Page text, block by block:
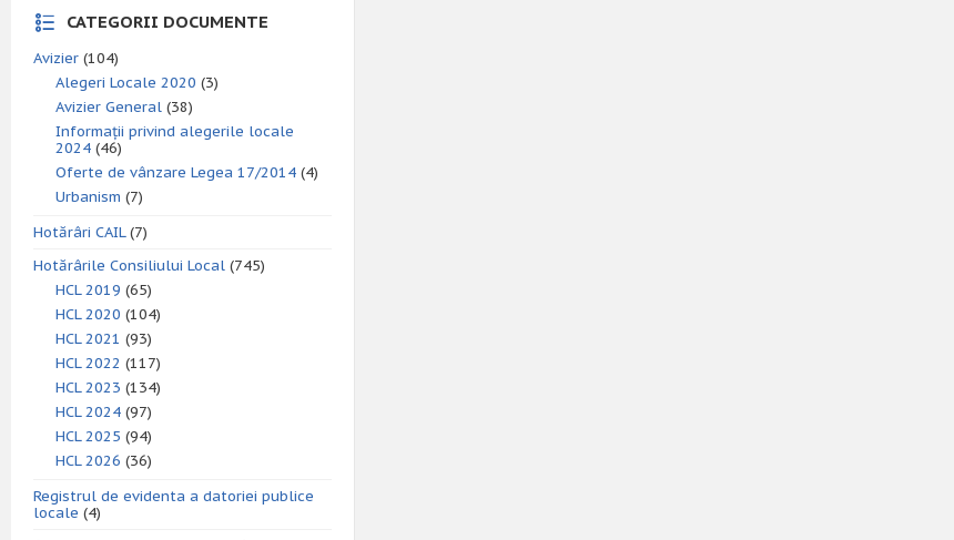
CATEGORII DOCUMENTE
Avizier (104)
Alegeri Locale 2020 (3)
Avizier General (38)
Informații privind alegerile locale
2024 (46)
Oferte de vânzare Legea 17/2014 (4)
Urbanism (7)
Hotărâri CAIL(7)
Hotărârile Consiliului Local (745)
HCL 2019 (65)
HCL 2020 (104)
HCL 2021 (93)
HCL 2022 (117)
HCL 2023 (134)
HCL 2024 (97)
HCL 2025 (94)
HCL 2026 (36)
Registrul de evidenta a datoriei publice
locale (4)